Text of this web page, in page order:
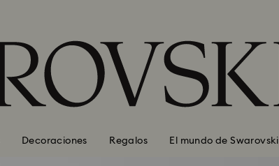
Decoraciones Regalos El mundo de Swarovski